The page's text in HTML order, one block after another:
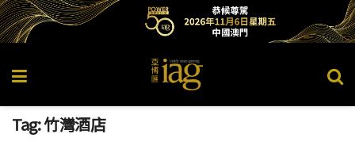
Tag:竹灣酒店